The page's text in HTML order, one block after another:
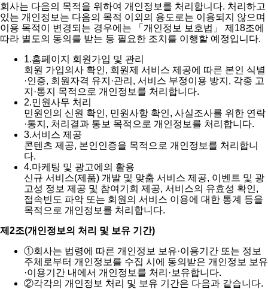
회사는 다음의 목적을 위하여 개인정보를 처리합니다. 처리하고
있는 개인정보는 다음의 목적 이외의 용도로는 이용되지 않으며
이용 목적이 변경되는 경우에는 「개인정보 보호법」 제18조에
따라 별도의 동의를 받는 등 필요한 조치를 이행할 예정입니다.
1.홈페이지 회원가입 및 관리
회원 가입의사 확인, 회원제 서비스 제공에 따른 본인 식별
·인증, 회원자격 유지·관리, 서비스 부정이용 방지, 각종 고
지·통지 목적으로 개인정보를 처리합니다.
2.민원사무 처리
민원인의 신원 확인, 민원사항 확인, 사실조사를 위한 연락
·통지, 처리결과 통보 목적으로 개인정보를 처리합니다.
3.서비스 제공
콘텐츠 제공, 본인인증을 목적으로 개인정보를 처리합니
다.
4.마케팅 및 광고에의 활용
신규 서비스(제품) 개발 및 맞춤 서비스 제공, 이벤트 및 광
고성 정보 제공 및 참여기회 제공, 서비스의 유효성 확인,
접속빈도 파악 또는 회원의 서비스 이용에 대한 통계 등을
목적으로 개인정보를 처리합니다.
제2조(개인정보의 처리 및 보유 기간)
①회사는 법령에 따른 개인정보 보유·이용기간 또는 정보
주체로부터 개인정보를 수집 시에 동의받은 개인정보 보유
·이용기간 내에서 개인정보를 처리·보유합니다.
②각각의 개인정보 처리 및 보유 기간은 다음과 같습니다.